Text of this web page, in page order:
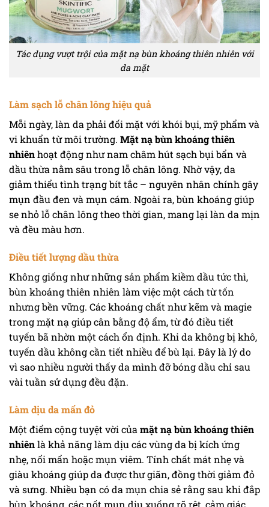
Tác dụng vượt trội của mặt nạ bùn khoáng thiên nhiên với
da mặt
Làm sạch lỗ chân lông hiệu quả
Mỗi ngày, làn da phải đối mặt với khói bụi, mỹ phẩm và
vi khuẩn từ môi trường. Mặt nạ bùn khoáng thiên
nhiênhoạt động như nam châm hút sạch bụi bẩn và
dầu thừa nằm sâu trong lỗ chân lông. Nhờ vậy, da
giảm thiểu tình trạng bít tắc – nguyên nhân chính gây
mụn đầu đen và mụn cám. Ngoài ra, bùn khoáng giúp
se nhỏ lỗ chân lông theo thời gian, mang lại làn da mịn
và đều màu hơn.
Điều tiết lượng dầu thừa
Không giống như những sản phẩm kiềm dầu tức thì,
bùn khoáng thiên nhiên làm việc một cách từ tốn
nhưng bền vững. Các khoáng chất như kẽm và magie
trong mặt nạ giúp cân bằng độ ẩm, từ đó điều tiết
tuyến bã nhờn một cách ổn định. Khi da không bị khô,
tuyến dầu không cần tiết nhiều để bù lại. Đây là lý do
vì sao nhiều người thấy da mình đỡ bóng dầu chỉ sau
vài tuần sử dụng đều đặn.
Làm dịu da mẩn đỏ
Một điểm cộng tuyệt vời của mặt nạ bùn khoáng thiên
nhiênlà khả năng làm dịu các vùng da bị kích ứng
nhẹ, nổi mẩn hoặc mụn viêm. Tính chất mát nhẹ và
giàu khoáng giúp da được thư giãn, đồng thời giảm đỏ
và sưng. Nhiều bạn có da mụn chia sẻ rằng sau khi đắp
bùn khoáng, các nốt mụn dịu xuống rõ rệt, cảm giác